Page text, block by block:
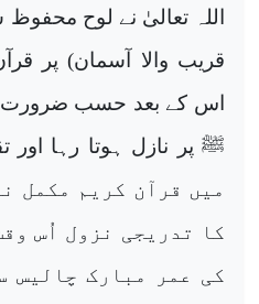
اللہ تعالیٰ نے لوح
قریب والا آسمان) پر
اس کے بعد حسب ضرورت
ﷺ پر نازل ہوتا رہا اور
میں قرآن کریم مکمل
کا تدریجی نزول اُس
کی عمر مبارک چالیس